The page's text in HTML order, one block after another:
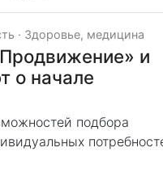
· Здоровье, медицина
и
о начале
подбора